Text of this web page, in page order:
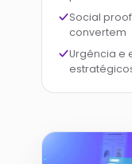
Social
convertem
Urgência e